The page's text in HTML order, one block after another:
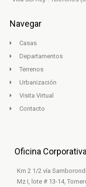
Navegar
Casas
Departamentos
Terrenos
Urbanización
Visita Virtual
Contacto
Oficina Corporativa
Km 2 1/2 vía
Mz I, lote # 13-14,